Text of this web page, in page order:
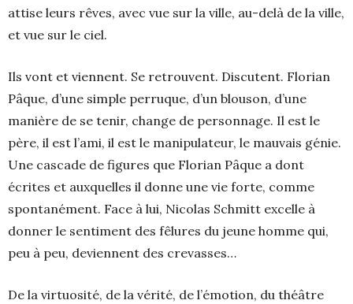
attise leurs rêves, avec vue sur la ville, au-delà de la ville,
et vue sur le ciel.
Ils vont et viennent. Se retrouvent. Discutent. Florian
Pâque, d’une simple perruque, d’un blouson, d’une
manière de se tenir, change de personnage. Il est le
père, il est l’ami, il est le manipulateur, le mauvais génie.
Une cascade de figures que Florian Pâque a dont
écrites et auxquelles il donne une vie forte, comme
spontanément. Face à lui, Nicolas Schmitt excelle à
donner le sentiment des fêlures du jeune homme qui,
peu à peu, deviennent des crevasses…
De la virtuosité, de la vérité, de l’émotion, du théâtre